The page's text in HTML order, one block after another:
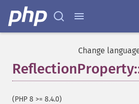
Change
(PHP 8 >= 8.4.0)